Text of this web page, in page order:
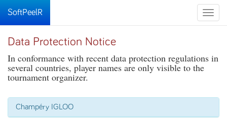
Toggle
SoftPeelR
Data Protection Notice
In conformance with recent data protection regulations in
several countries, player names are only visible to the
tournament organizer.
Champéry IGLOO